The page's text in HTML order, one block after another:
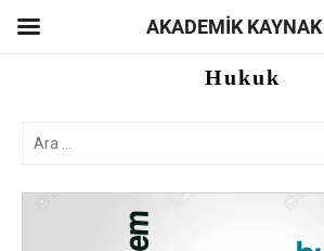
Hukuk
AKADEMİK KAYNAK